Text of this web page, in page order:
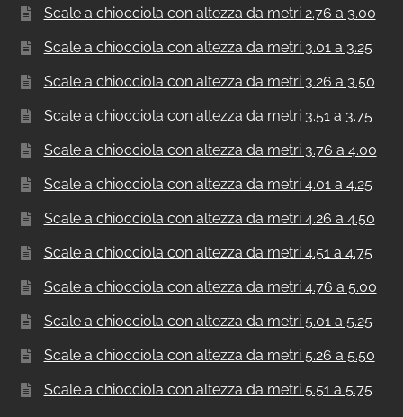
Scale a chiocciola con altezza da metri 2.76 a 3.00
Scale a chiocciola con altezza da metri 3.01 a 3.25
Scale a chiocciola con altezza da metri 3.26 a 3.50
Scale a chiocciola con altezza da metri 3.51 a 3.75
Scale a chiocciola con altezza da metri 3.76 a 4.00
Scale a chiocciola con altezza da metri 4.01 a 4.25
Scale a chiocciola con altezza da metri 4.26 a 4.50
Scale a chiocciola con altezza da metri 4.51 a 4.75
Scale a chiocciola con altezza da metri 4.76 a 5.00
Scale a chiocciola con altezza da metri 5.01 a 5.25
Scale a chiocciola con altezza da metri 5.26 a 5.50
Scale a chiocciola con altezza da metri 5.51 a 5.75